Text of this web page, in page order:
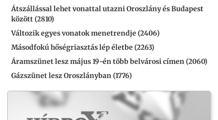
Átszállással lehet vonattal utazni Oroszlány és Budapest
között (2810)
Változik egyes vonatok menetrendje (2406)
Másodfokú hőségriasztás lép életbe (2263)
Áramszünet lesz május 19-én több belvárosi címen (2060)
Gázszünet lesz Oroszlányban (1776)